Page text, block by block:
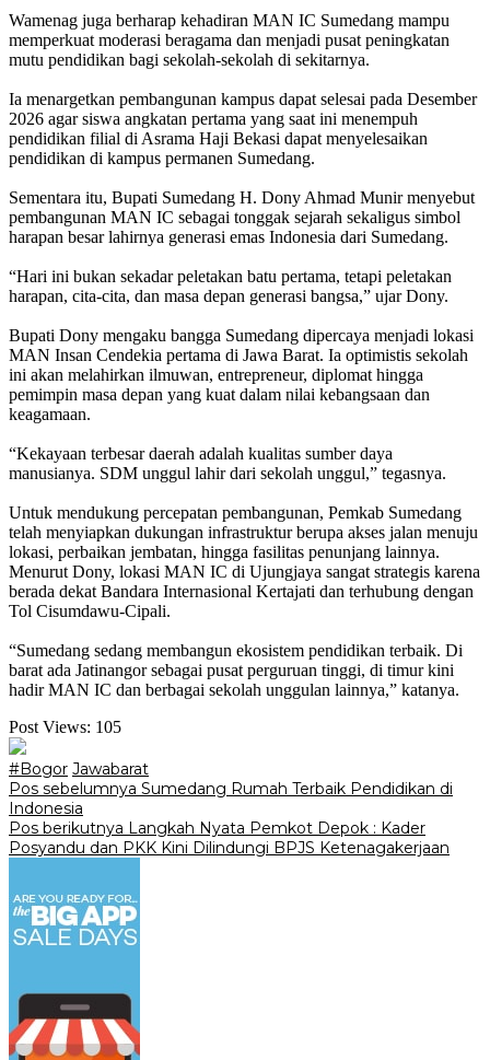
‎Wamenag juga berharap kehadiran MAN IC Sumedang mampu
memperkuat moderasi beragama dan menjadi pusat peningkatan
mutu pendidikan bagi sekolah-sekolah di sekitarnya.
‎Ia menargetkan pembangunan kampus dapat selesai pada Desember
2026 agar siswa angkatan pertama yang saat ini menempuh
pendidikan filial di Asrama Haji Bekasi dapat menyelesaikan
pendidikan di kampus permanen Sumedang.
‎Sementara itu, Bupati Sumedang H. Dony Ahmad Munir menyebut
pembangunan MAN IC sebagai tonggak sejarah sekaligus simbol
harapan besar lahirnya generasi emas Indonesia dari Sumedang.
‎“Hari ini bukan sekadar peletakan batu pertama, tetapi peletakan
harapan, cita-cita, dan masa depan generasi bangsa,” ujar Dony.
‎Bupati Dony mengaku bangga Sumedang dipercaya menjadi lokasi
MAN Insan Cendekia pertama di Jawa Barat. Ia optimistis sekolah
ini akan melahirkan ilmuwan, entrepreneur, diplomat hingga
pemimpin masa depan yang kuat dalam nilai kebangsaan dan
keagamaan.
‎“Kekayaan terbesar daerah adalah kualitas sumber daya
manusianya. SDM unggul lahir dari sekolah unggul,” tegasnya.
‎Untuk mendukung percepatan pembangunan, Pemkab Sumedang
telah menyiapkan dukungan infrastruktur berupa akses jalan menuju
lokasi, perbaikan jembatan, hingga fasilitas penunjang lainnya.
‎Menurut Dony, lokasi MAN IC di Ujungjaya sangat strategis karena
berada dekat Bandara Internasional Kertajati dan terhubung dengan
Tol Cisumdawu-Cipali.
‎“Sumedang sedang membangun ekosistem pendidikan terbaik. Di
barat ada Jatinangor sebagai pusat perguruan tinggi, di timur kini
hadir MAN IC dan berbagai sekolah unggulan lainnya,” katanya.
Post Views: 105
#Bogor Jawabarat
Navigasi
pos
Pos sebelumnya ‎Sumedang Rumah Terbaik Pendidikan di
Indonesia
Pos berikutnya Langkah Nyata Pemkot Depok : Kader
Posyandu dan PKK Kini Dilindungi BPJS Ketenagakerjaan